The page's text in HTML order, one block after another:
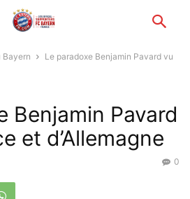
Bayern
Le paradoxe Benjamin Pavard vu
Benjamin Pavard
et d’Allemagne
0